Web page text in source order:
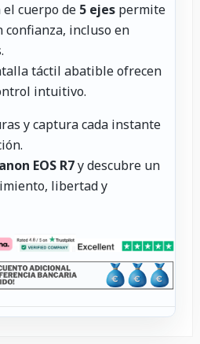
cuerpo de 5 ejes permite
confianza, incluso en
táctil abatible ofrecen
intuitivo.
y captura cada instante
EOS R7y descubre un
libertad y